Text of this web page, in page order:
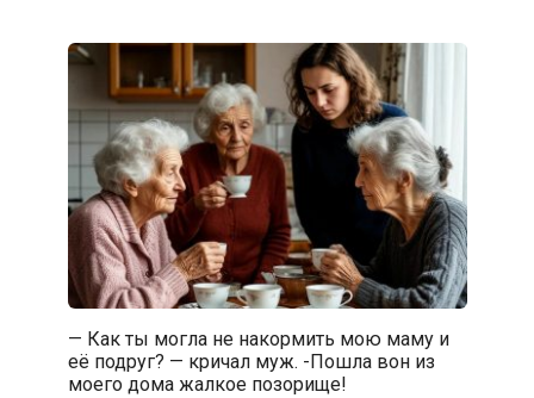
— Как ты могла не накормить мою маму и
её подруг? — кричал муж. -Пошла вон из
моего дома жалкое позорище!